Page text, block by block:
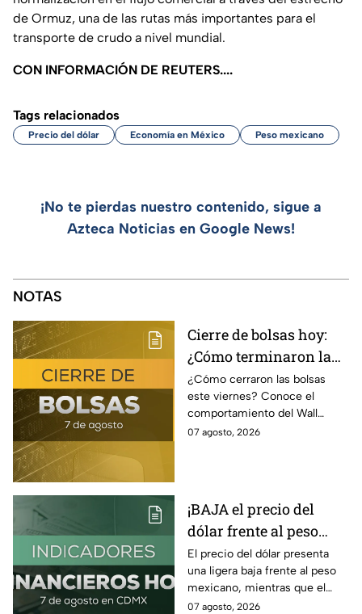
de Ormuz, una de las rutas más importantes para el
transporte de crudo a nivel mundial.
CON INFORMACIÓN DE REUTERS....
Tags relacionados
Precio del dólar Economía en México Peso mexicano
¡No te pierdas nuestro contenido, sigue a
Azteca Noticias en Google News!
NOTAS
Cierre de bolsas hoy:
¿Cómo terminaron la
BMV y el Wall Street
hoy 7 de agosto
¿Cómo cerraron las bolsas
este viernes? Conoce el
comportamiento del Wall
Street y de la BMV, así como el
07 agosto, 2026
¡BAJA el precio del
dólar frente al peso
hoy! Así quedó este
viernes 7 de agosto
2026
El precio del dólar presenta
una ligera baja frente al peso
mexicano, mientras que el
petróleo también presenta una
07 agosto, 2026